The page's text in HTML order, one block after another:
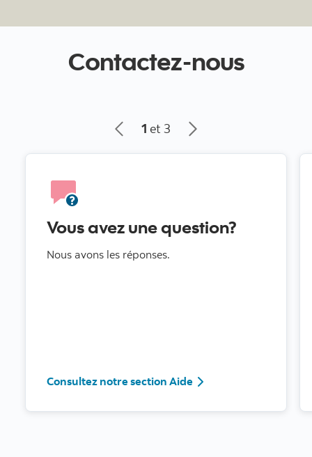
Contactez-nous
1 et 3
Vous avez une question?
Nous avons les réponses.
Consultez notre section Aide Consultez notre